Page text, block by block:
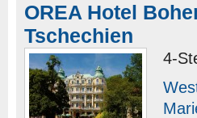
OREA Hotel
Tschechien
4-